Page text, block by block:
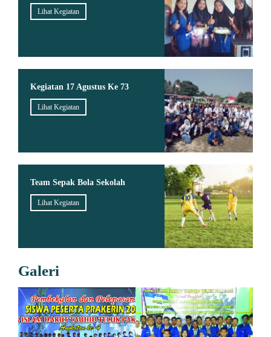
Lihat Kegiatan
Kegiatan 17 Agustus Ke 73
Lihat Kegiatan
Team Sepak Bola Sekolah
Lihat Kegiatan
Galeri